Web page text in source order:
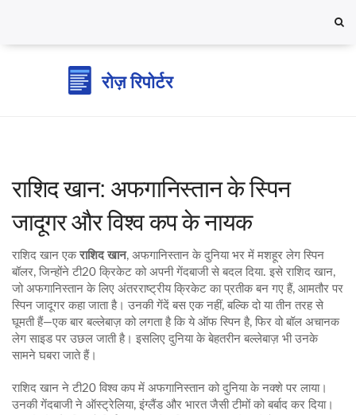
राशिद खान: अफगानिस्तान के स्पिन
जादूगर और विश्व कप के नायक
राशिद खान एक राशिद खान, अफगानिस्तान के दुनिया भर में मशहूर लेग स्पिन
बॉलर, जिन्होंने टी20 क्रिकेट को अपनी गेंदबाजी से बदल दिया. इसे राशिद खान,
जो अफगानिस्तान के लिए अंतरराष्ट्रीय क्रिकेट का प्रतीक बन गए हैं, आमतौर पर
स्पिन जादूगर कहा जाता है। उनकी गेंदें बस एक नहीं, बल्कि दो या तीन तरह से
घूमती हैं—एक बार बल्लेबाज़ को लगता है कि ये ऑफ स्पिन है, फिर वो बॉल अचानक
लेग साइड पर उछल जाती है। इसलिए दुनिया के बेहतरीन बल्लेबाज़ भी उनके
सामने घबरा जाते हैं।
राशिद खान ने टी20 विश्व कप में अफगानिस्तान को दुनिया के नक्शे पर लाया।
उनकी गेंदबाजी ने ऑस्ट्रेलिया, इंग्लैंड और भारत जैसी टीमों को बर्बाद कर दिया।